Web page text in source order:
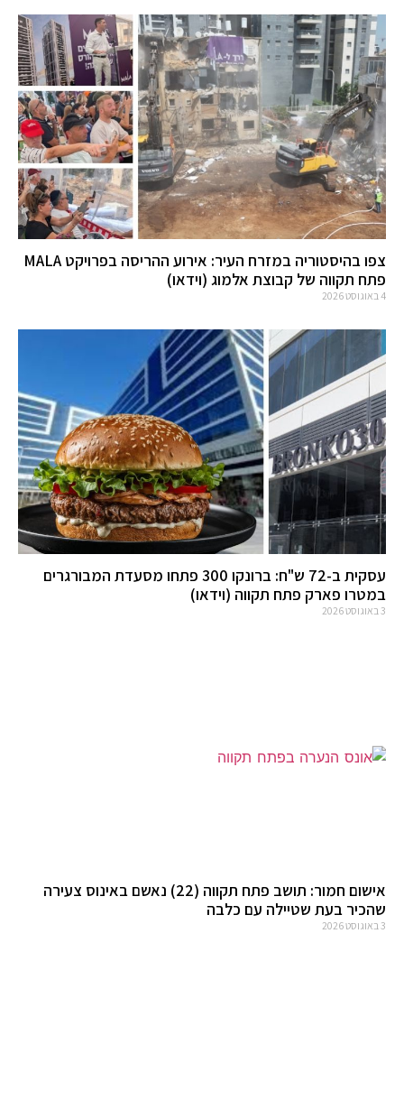
צפו בהיסטוריה במזרח העיר: אירוע ההריסה בפרויקט MALA
פתח תקווה של קבוצת אלמוג (וידאו)
4 באוגוסט 2026
עסקית ב-72 ש"ח: ברונקו 300 פתחו מסעדת המבורגרים
במטרו פארק פתח תקווה (וידאו)
3 באוגוסט 2026
אישום חמור: תושב פתח תקווה (22) נאשם באינוס צעירה
שהכיר בעת שטיילה עם כלבה
3 באוגוסט 2026